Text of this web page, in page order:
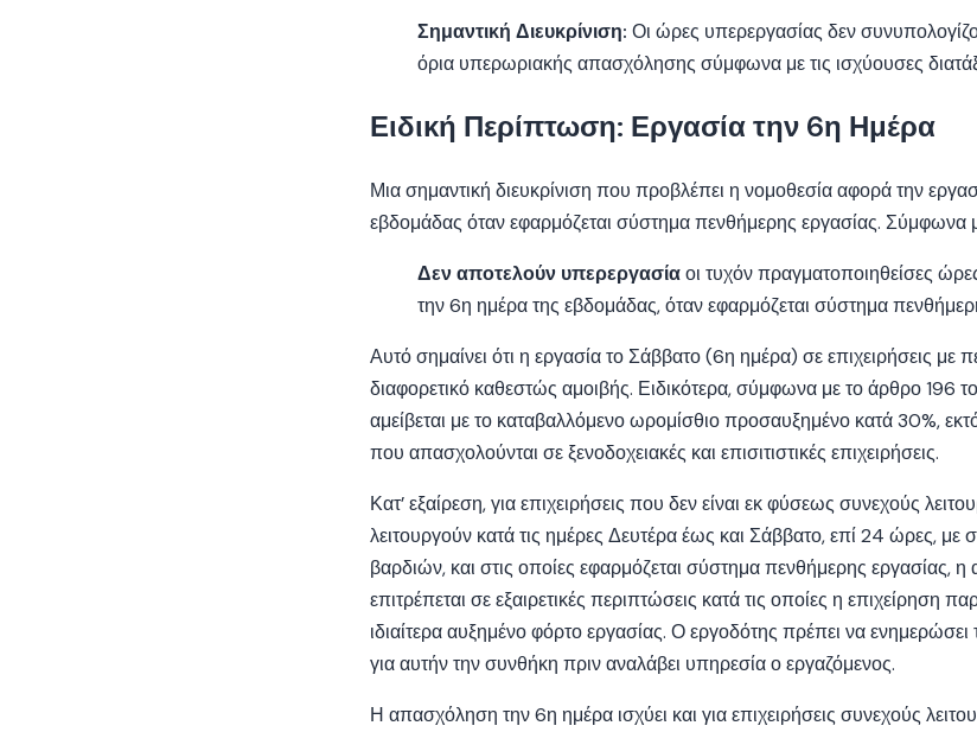
Σημαντική Διευκρίνιση: Οι ώρες υπερεργασίας δεν
όρια υπερωριακής απασχόλησης σύμφωνα με τις ισχύουσες
Ειδική Περίπτωση: Εργασία την 6η Ημέρα
Μια σημαντική διευκρίνιση που προβλέπει η νομοθεσία αφορά την
εβδομάδας όταν εφαρμόζεται σύστημα πενθήμερης εργασίας. Σύμφωνα
Δεν αποτελούν υπερεργασίαοι τυχόν πραγματοποιηθείσες
την 6η ημέρα της εβδομάδας, όταν εφαρμόζεται σύστημα
Αυτό σημαίνει ότι η εργασία το Σάββατο (6η ημέρα) σε επιχειρήσεις με
διαφορετικό καθεστώς αμοιβής. Ειδικότερα, σύμφωνα με το άρθρο 196
αμείβεται με το καταβαλλόμενο ωρομίσθιο προσαυξημένο κατά 30%,
που απασχολούνται σε ξενοδοχειακές και επισιτιστικές επιχειρήσεις.
Κατ’ εξαίρεση, για επιχειρήσεις που δεν είναι εκ φύσεως συνεχούς
λειτουργούν κατά τις ημέρες Δευτέρα έως και Σάββατο, επί 24 ώρες,
βαρδιών, και στις οποίες εφαρμόζεται σύστημα πενθήμερης εργασίας,
επιτρέπεται σε εξαιρετικές περιπτώσεις κατά τις οποίες η επιχείρηση
ιδιαίτερα αυξημένο φόρτο εργασίας. Ο εργοδότης πρέπει να
για αυτήν την συνθήκη πριν αναλάβει υπηρεσία ο εργαζόμενος.
Η απασχόληση την 6η ημέρα ισχύει και για επιχειρήσεις συνεχούς